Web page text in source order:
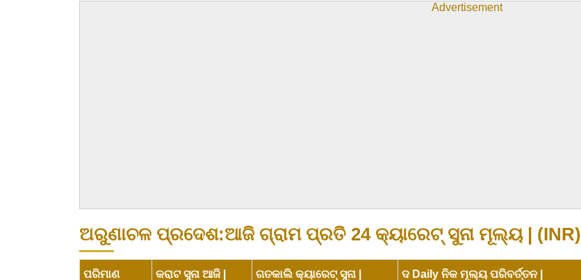
Advertisement
ଅରୁଣାଚଳ ପ୍ରଦେଶ:ଆଜି ଗ୍ରାମ ପ୍ରତି 24 କ୍ୟାରେଟ୍ ସୁନା ମୂଲ୍ୟ | (INR)
ପରିମାଣ କରାଟ ସୁନା ଆଜି | ଗତକାଲି କ୍ୟାରେଟ୍ ସୁନା | ଦ Daily ନିକ ମୂଲ୍ୟ ପରିବର୍ତ୍ତନ |